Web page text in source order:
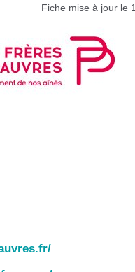
Fiche mise à jour le